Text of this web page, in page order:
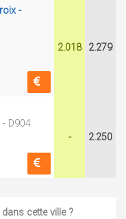
-
2.018 2.279
- D904
- 2.250
cette ville ?